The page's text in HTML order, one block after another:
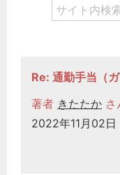
Re: 通勤手当（
著者 きたたか さ
2022年11月02日
どのカテ
選択し
労務